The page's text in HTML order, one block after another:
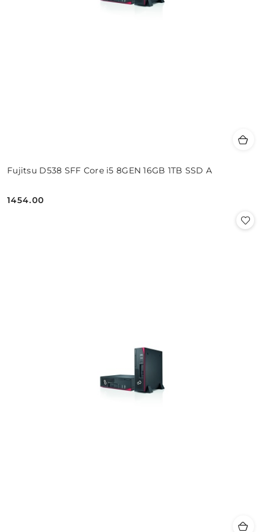
Fujitsu D538 SFF Core i5 8GEN 16GB 1TB SSD A
Cena:
1454.00